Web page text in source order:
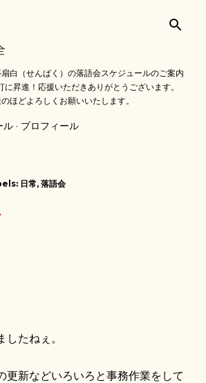
てメイン コンテンツに移動
白（せんぱく）の落語会スケジュールのご案内
昇進！応援いただきありがとうございます。
ほどよろしくお願いいたします。
ル プロフィール
日常 落語会
たねぇ。
新などいろいろと事務作業をして